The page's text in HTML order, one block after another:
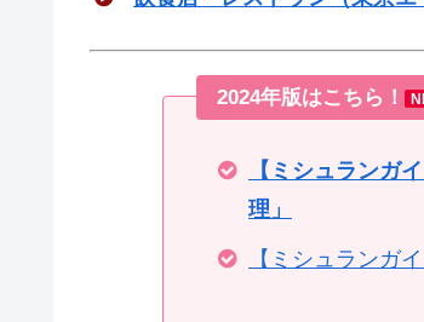
2024年版はこちら！
【ミシュランガ
理」
【ミシュランガ